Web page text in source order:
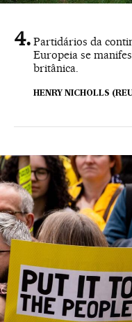
Partidários da
Europeia se
britânica.
HENRY NICHOLLS